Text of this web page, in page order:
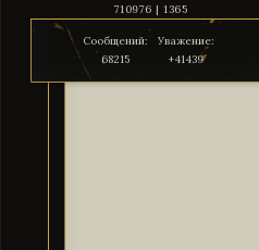
710976 | 1365
Сообщений:
68215
Уважение:
+41439